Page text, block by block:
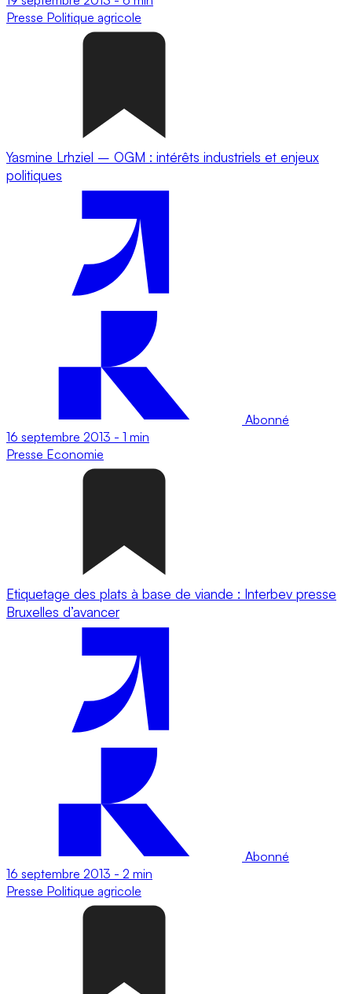
Presse Politique agricole
Yasmine Lrhziel – OGM : intérêts industriels et enjeux
politiques
Abonné
16 septembre 2013 - 1 min
Presse Economie
Etiquetage des plats à base de viande : Interbev presse
Bruxelles d’avancer
Abonné
16 septembre 2013 - 2 min
Presse Politique agricole